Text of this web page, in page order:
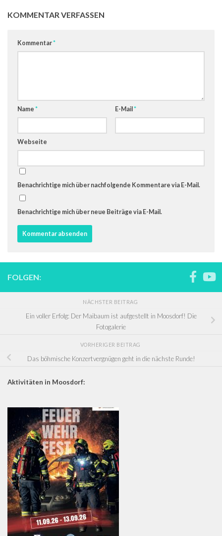
KOMMENTAR VERFASSEN
Kommentar*
Name * E-Mail *
Webseite
Benachrichtige mich über nachfolgende Kommentare via E-Mail.
Benachrichtige mich über neue Beiträge via E-Mail.
FOLGEN:
NÄCHSTER BEITRAG
Ein voller Erfolg: Der Maibaum ist aufgestellt in Moosdorf! Die
Fotogalerie
VORHERIGER BEITRAG
Das böhmische Konzertvergnügen geht in die nächste Runde!
Aktivitäten in Moosdorf: